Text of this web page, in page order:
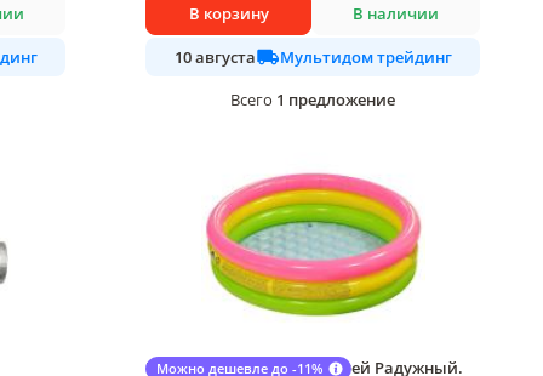
В корзину В наличии
10 августа
Мультидом трейдинг
Всего 1 предложение
Можно дешевле до -11%
Бассейн надувной для детей Радужный.